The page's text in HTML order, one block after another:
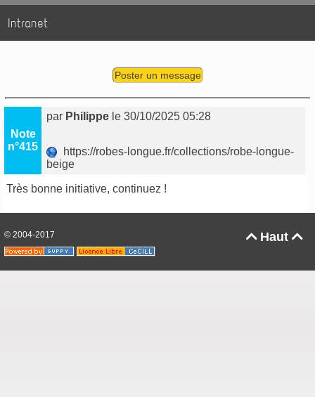
Intranet
Poster un message
Note
n°415
par Philippe le 30/10/2025 05:28
https://robes-longue.fr/collections/robe-longue-
beige
Très bonne initiative, continuez !
Haut 
© 2004-2017